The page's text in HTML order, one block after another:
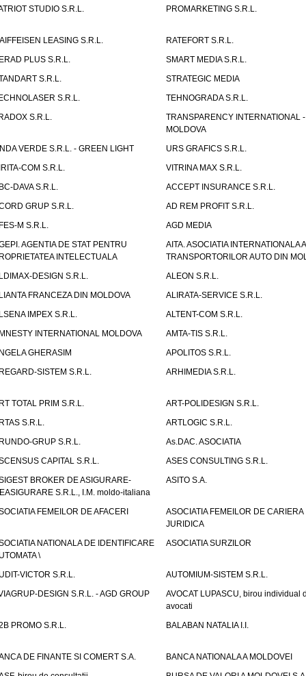
STUDIO S.R.L.
PROMARKETING S.R.L.
LEASING S.R.L.
RATEFORT S.R.L.
PLUS S.R.L.
SMART MEDIA S.R.L.
S.R.L.
STRATEGIC MEDIA
S.R.L.
TEHNOGRADA S.R.L.
S.R.L.
TRANSPARENCY INTERNATIONAL -
MOLDOVA
VERDE S.R.L. - GREEN LIGHT
URS GRAFICS S.R.L.
COM S.R.L.
VITRINA MAX S.R.L.
DAVA S.R.L.
ACCEPT INSURANCE S.R.L.
GRUP S.R.L.
AD REM PROFIT S.R.L.
M S.R.L.
AGD MEDIA
AGENTIA DE STAT PENTRU
INTELECTUALA
AITA. ASOCIATIA INTERNATIONALA A
TRANSPORTORILOR AUTO DIN
DESIGN S.R.L.
ALEON S.R.L.
FRANCEZA DIN MOLDOVA
ALIRATA-SERVICE S.R.L.
IMPEX S.R.L.
ALTENT-COM S.R.L.
INTERNATIONAL MOLDOVA
AMTA-TIS S.R.L.
GHERASIM
APOLITOS S.R.L.
SISTEM S.R.L.
ARHIMEDIA S.R.L.
TOTAL PRIM S.R.L.
ART-POLIDESIGN S.R.L.
S.R.L.
ARTLOGIC S.R.L.
GRUP S.R.L.
As.DAC. ASOCIATIA
CAPITAL S.R.L.
ASES CONSULTING S.R.L.
BROKER DE ASIGURARE-
S.R.L., I.M. moldo-italiana
ASITO S.A.
FEMEILOR DE AFACERI
ASOCIATIA FEMEILOR DE CARIERA
JURIDICA
NATIONALA DE IDENTIFICARE
\
ASOCIATIA SURZILOR
VICTOR S.R.L.
AUTOMIUM-SISTEM S.R.L.
DESIGN S.R.L. - AGD GROUP
AVOCAT LUPASCU, birou individual
avocati
PROMO S.R.L.
BALABAN NATALIA I.I.
DE FINANTE SI COMERT S.A.
BANCA NATIONALA A MOLDOVEI